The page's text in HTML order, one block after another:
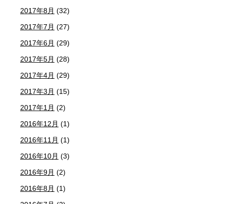
2017年8月 (32)
2017年7月 (27)
2017年6月 (29)
2017年5月 (28)
2017年4月 (29)
2017年3月 (15)
2017年1月 (2)
2016年12月 (1)
2016年11月 (1)
2016年10月 (3)
2016年9月 (2)
2016年8月 (1)